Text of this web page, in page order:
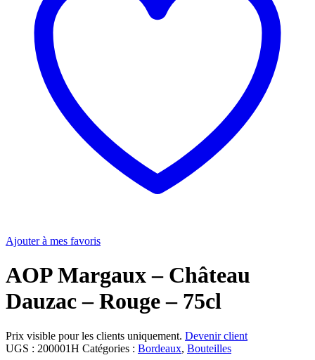
Ajouter à mes favoris
AOP Margaux – Château
Dauzac – Rouge – 75cl
Prix visible pour les clients uniquement. Devenir client
UGS : 200001H Catégories : Bordeaux, Bouteilles